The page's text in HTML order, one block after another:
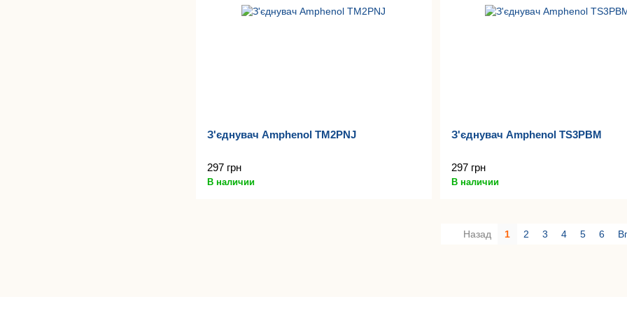
З'єднувач Amphenol TM2PNJ
297 грн
В наличии
З'єднувач Amphenol TS3PBM
297 грн
В наличии
Назад 1 2 3 4 5 6